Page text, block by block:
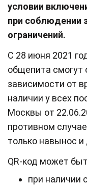
условии
при соблюдении
ограничений.
С 28 июня 2021
общепита смогут
зависимости от
наличии у всех
Москвы от
противном
только навынос и
QR-код может
при наличии